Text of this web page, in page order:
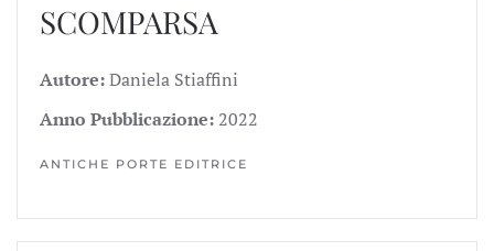
SCOMPARSA
Autore:Daniela Stiaffini
Anno Pubblicazione: 2022
ANTICHE PORTE EDITRICE